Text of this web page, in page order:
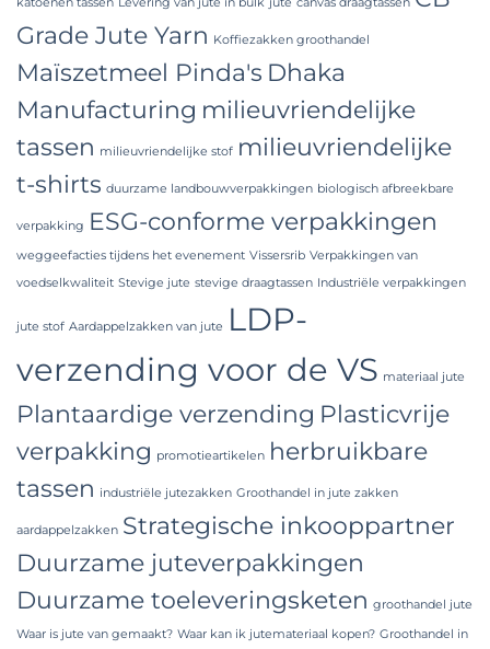
katoenen tassen Levering van jute in bulk jute canvas draagtassen
Grade Jute Yarn Koffiezakken groothandel
Maïszetmeel Pinda's Dhaka
Manufacturing milieuvriendelijke
tassen milieuvriendelijke stof milieuvriendelijke
t-shirts duurzame landbouwverpakkingen biologisch afbreekbare
verpakking ESG-conforme verpakkingen
weggeefacties tijdens het evenement Vissersrib Verpakkingen van
voedselkwaliteit Stevige jute stevige draagtassen Industriële verpakkingen
jute stof Aardappelzakken van jute
LDP-
verzending voor de VS materiaal jute
Plantaardige verzending Plasticvrije
verpakking promotieartikelen herbruikbare
tassen industriële jutezakken Groothandel in jute zakken
aardappelzakken Strategische inkooppartner
Duurzame juteverpakkingen
Duurzame toeleveringsketen groothandel jute
Waar is jute van gemaakt? Waar kan ik jutemateriaal kopen? Groothandel in